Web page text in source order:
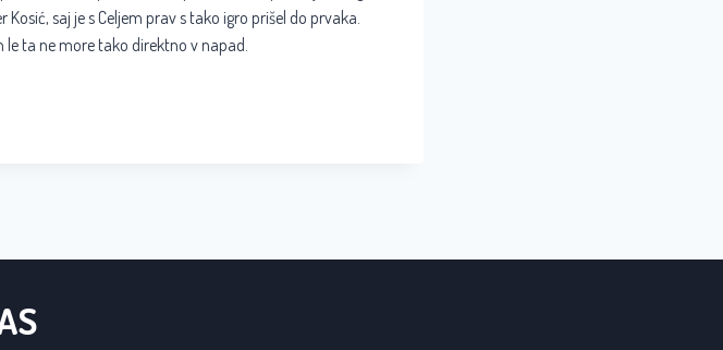
saj je s Celjem prav s tako igro prišel do prvaka.
le ta ne more tako direktno v napad.